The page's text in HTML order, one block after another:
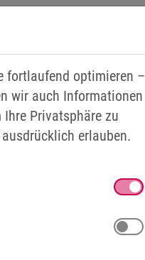
sind durch das
fortlaufend optimieren –
wir auch Informationen
Ihre Privatsphäre zu
erlauben.